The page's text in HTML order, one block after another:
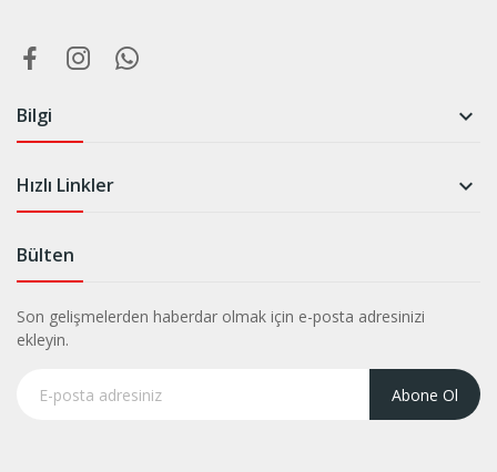
Bilgi 
Hızlı Linkler 
Bülten
Son gelişmelerden haberdar olmak için e-posta adresinizi
ekleyin.
Abone Ol